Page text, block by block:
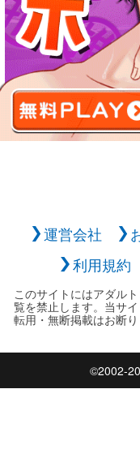
運営会社
利用規約
このサイトにはアダル
覧を禁止します。当サ
転用・無断掲載はお断り
©2002-